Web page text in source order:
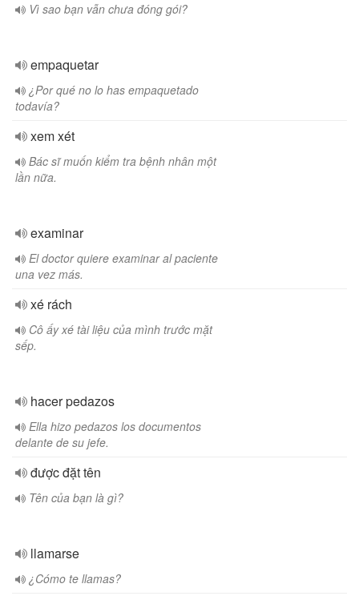
Vì sao bạn vẫn chưa đóng gói?
empaquetar
¿Por qué no lo has empaquetado
todavía?
xem xét
Bác sĩ muốn kiểm tra bệnh nhân một
lần nữa.
examinar
El doctor quiere examinar al paciente
una vez más.
xé rách
Cô ấy xé tài liệu của mình trước mặt
sếp.
hacer pedazos
Ella hizo pedazos los documentos
delante de su jefe.
được đặt tên
Tên của bạn là gì?
llamarse
¿Cómo te llamas?